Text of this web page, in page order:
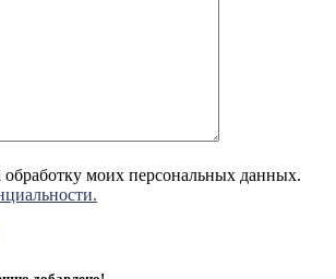
обработку моих персональных данных.